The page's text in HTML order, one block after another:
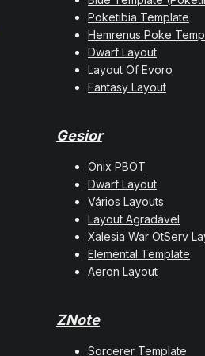
Poketibia Template
Hemrenus Poke
Dwarf Layout
Layout Of Evoro
Fantasy Layout
Gesior
Onix PBOT
Dwarf Layout
Vários Layouts
Layout Agradável
Xalesia War OtServ
Elemental Template
Aeron Layout
ZNote
Sorcerer Template